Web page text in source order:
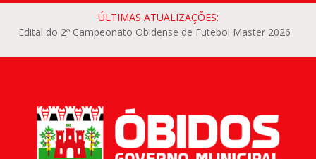
ÚLTIMAS ATUALIZAÇÕES:
Edital do 2º Campeonato Obidense de Futebol Master 2026